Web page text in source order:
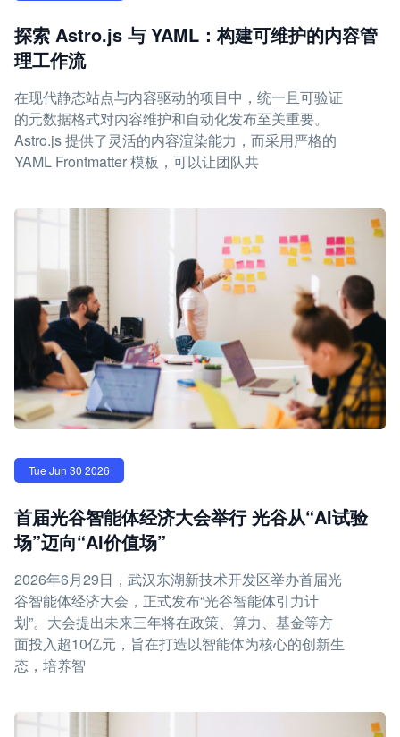
探索 Astro.js 与 YAML：构建可维护的内容管
理工作流
在现代静态站点与内容驱动的项目中，统一且可验证
的元数据格式对内容维护和自动化发布至关重要。
Astro.js 提供了灵活的内容渲染能力，而采用严格的
YAML Frontmatter 模板，可以让团队共
Tue Jun 30 2026
首届光谷智能体经济大会举行 光谷从“AI试验
场”迈向“AI价值场”
2026年6月29日，武汉东湖新技术开发区举办首届光
谷智能体经济大会，正式发布“光谷智能体引力计
划”。大会提出未来三年将在政策、算力、基金等方
面投入超10亿元，旨在打造以智能体为核心的创新生
态，培养智